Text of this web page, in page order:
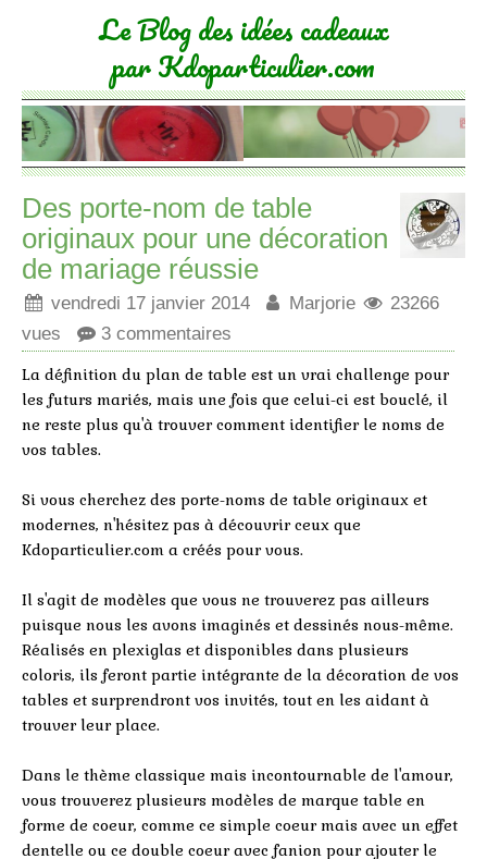
Le Blog des idées cadeaux
par Kdoparticulier.com
Des porte-nom de table
originaux pour une décoration
de mariage réussie
vendredi 17 janvier 2014 Marjorie
23266
vues
3 commentaires
La définition du plan de table est un vrai challenge pour
les futurs mariés, mais une fois que celui-ci est bouclé, il
ne reste plus qu'à trouver comment identifier le noms de
vos tables.
Si vous cherchez des porte-noms de table originaux et
modernes, n'hésitez pas à découvrir ceux que
Kdoparticulier.com a créés pour vous.
Il s'agit de modèles que vous ne trouverez pas ailleurs
puisque nous les avons imaginés et dessinés nous-même.
Réalisés en plexiglas et disponibles dans plusieurs
coloris, ils feront partie intégrante de la décoration de vos
tables et surprendront vos invités, tout en les aidant à
trouver leur place.
Dans le thème classique mais incontournable de l'amour,
vous trouverez plusieurs modèles de marque table en
forme de coeur, comme ce simple coeur mais avec un effet
dentelle ou ce double coeur avec fanion pour ajouter le